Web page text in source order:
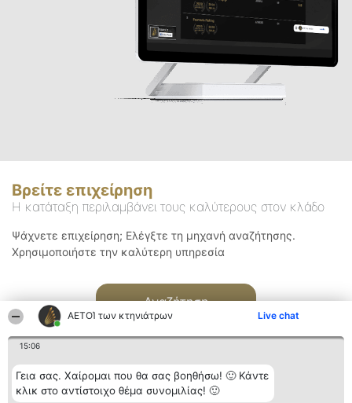
ΑΕΤΟΊ των κτηνιάτρων Live chat
15:06
Γεια σας. Χαίρομαι που θα σας βοηθήσω! 🙂 Κάντε
κλικ στο αντίστοιχο θέμα συνομιλίας! 🙂
Βρείτε επιχείρηση
Η κατάταξη περιλαμβάνει τους καλύτερους στον κλάδο
Ψάχνετε επιχείρηση; Ελέγξτε τη μηχανή αναζήτησης.
Χρησιμοποιήστε την καλύτερη υπηρεσία
Αναζήτηση